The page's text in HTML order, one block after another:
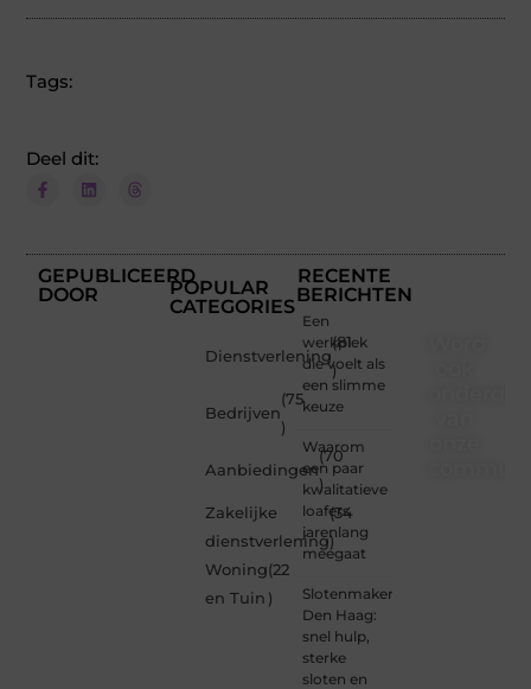
Tags:
Deel dit:
GEPUBLICEERD
DOOR
POPULAR
CATEGORIES
Dienstverlening
(81
)
Bedrijven
(75
)
Aanbiedingen
(70
)
Zakelijke
dienstverlening
(34
)
Woning
en Tuin
(22
)
RECENTE
BERICHTEN
Een
werkplek
die voelt als
een slimme
keuze
Waarom
een paar
kwalitatieve
loafers
jarenlang
meegaat
Slotenmaker
Den Haag:
snel hulp,
sterke
sloten en